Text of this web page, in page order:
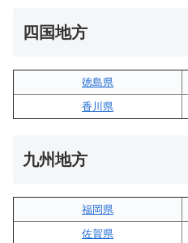
四国地方
徳島県
香川県
九州地方
福岡県
佐賀県